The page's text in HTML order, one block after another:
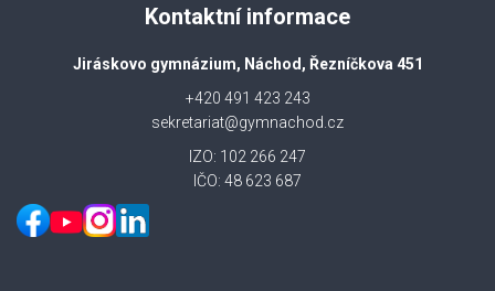
Kontaktní informace
Jiráskovo gymnázium, Náchod, Řezníčkova 451
+420 491 423 243
sekretariat@gymnachod.cz
IZO: 102 266 247
IČO: 48 623 687